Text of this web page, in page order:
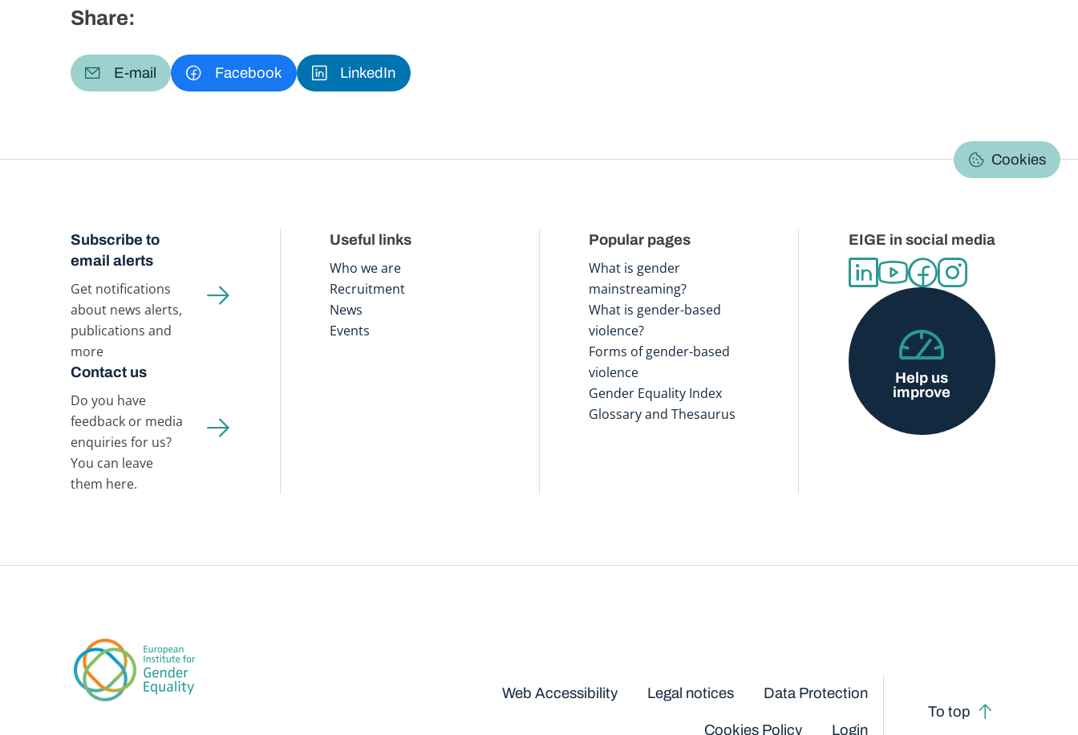
Share:
E-mail Facebook LinkedIn
Cookies
Subscribe to
email alerts
Get notifications
about news alerts,
publications and
more
Contact us
Do you have
feedback or media
enquiries for us?
You can leave
them here.
Useful links
Who we are
Recruitment
News
Events
Popular pages
What is gender
mainstreaming?
What is gender-based
violence?
Forms of gender-based
violence
Gender Equality Index
Glossary and Thesaurus
EIGE in social media
Help us
improve
Web Accessibility Legal notices Data Protection
Cookies Policy Login
To top